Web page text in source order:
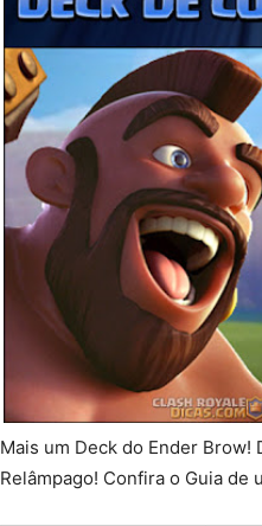
Mais um Deck do Ender Brow!
Relâmpago! Confira o Guia de